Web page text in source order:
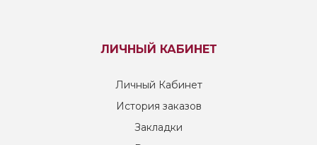
ЛИЧНЫЙ КАБИНЕТ
Личный Кабинет
История заказов
Закладки